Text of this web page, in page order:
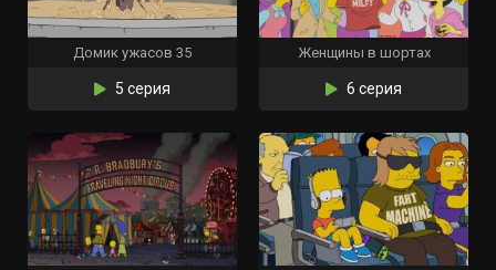
Домик ужасов 35
5 серия
Женщины в шортах
6 серия